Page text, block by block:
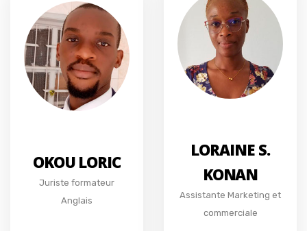
OKOU LORIC
Juriste formateur
Anglais
LORAINE S.
KONAN
Assistante Marketing et
commerciale